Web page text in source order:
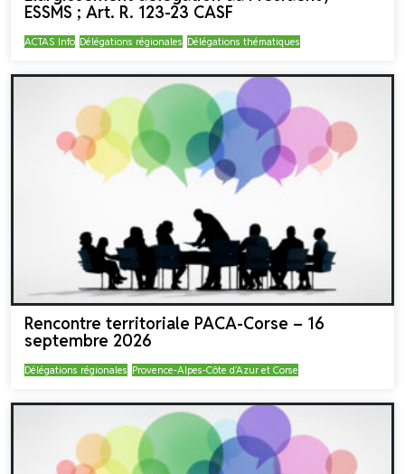
ESSMS ; Art. R. 123-23 CASF
ACTAS Info Délégations régionales Délégations thématiques
Rencontre territoriale PACA-Corse – 16
septembre 2026
Délégations régionales Provence-Alpes-Côte d’Azur et Corse